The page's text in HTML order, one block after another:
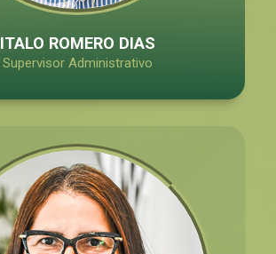
ITALO ROMERO DIAS
Supervisor Administrativo